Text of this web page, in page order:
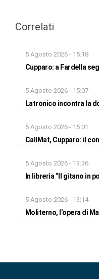
Correlati
5 Agosto 2026 - 15:18
Cupparo: a Fardella
5 Agosto 2026 - 15:07
Latronico incontra la
5 Agosto 2026 - 15:01
CallMat, Cupparo: il
5 Agosto 2026 - 13:36
In libreria “Il gitano in
5 Agosto 2026 - 13:14
Moliterno, l’opera di